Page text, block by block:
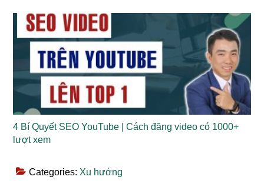
4 Bí Quyết SEO YouTube | Cách đăng video có 1000+
lượt xem
Categories: Xu hướng